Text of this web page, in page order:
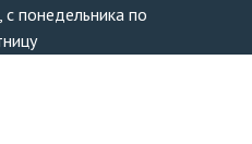
понедельника по